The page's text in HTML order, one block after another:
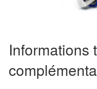
Informations